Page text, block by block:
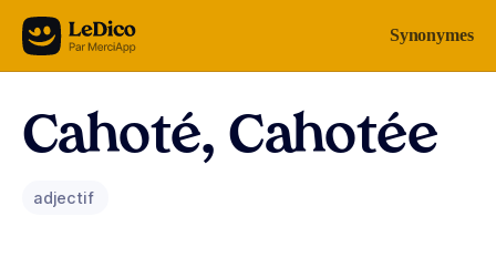
Aller au contenu Synonymes
Cahoté, Cahotée
adjectif